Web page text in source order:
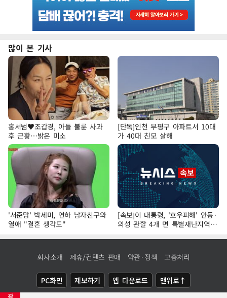
광
많이 본 기사
홍서범♥조갑경, 아들 불륜 사과
후 근황…밝은 미소
[단독]인천 부평구 아파트서 10대
가 40대 친모 살해
'서준맘' 박세미, 연하 남자친구와
열애 "결혼 생각도"
[속보]이 대통령, '호우피해' 안동·
의성 관할 4개 면 특별재난지역
선포
회사소개 제휴/컨텐츠 판매 약관·정책 고충처리
PC화면 제보하기 앱 다운로드 맨위로↑